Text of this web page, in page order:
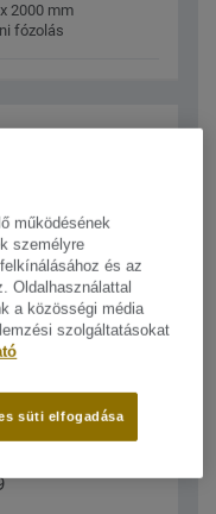
2000 mm
fózolás
PLANK
2200 mm
fózolás
PLANK
működésének
személyre
és az
Oldalhasználattal
a közösségi média
szolgáltatásokat
süti elfogadása